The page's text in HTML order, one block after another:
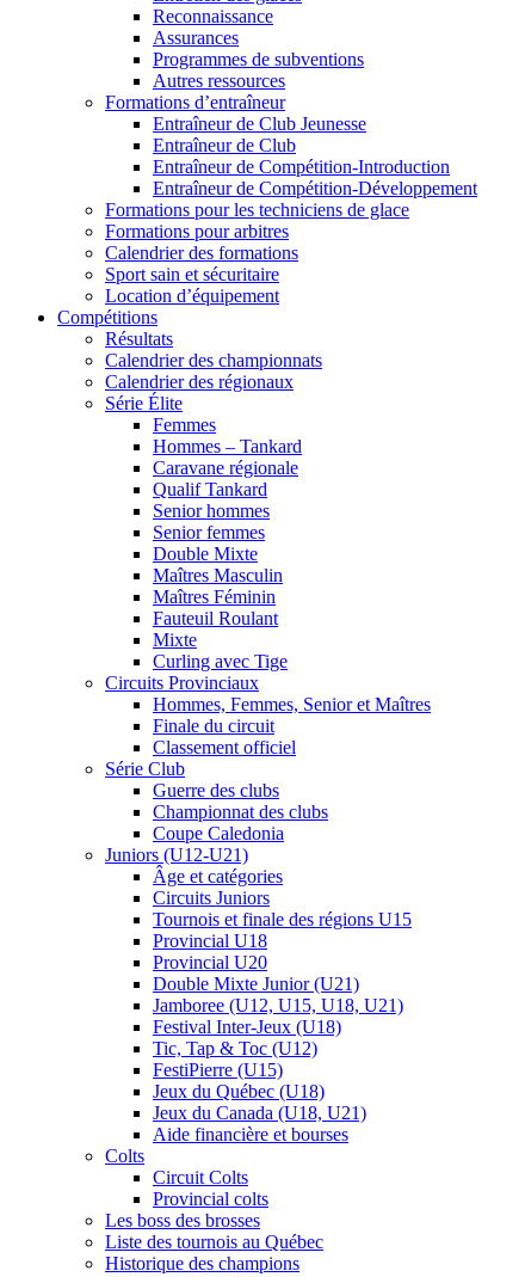
Reconnaissance
Assurances
Programmes de subventions
Autres ressources
Formations d’entraîneur
Entraîneur de Club Jeunesse
Entraîneur de Club
Entraîneur de Compétition-Introduction
Entraîneur de Compétition-Développement
Formations pour les techniciens de glace
Formations pour arbitres
Calendrier des formations
Sport sain et sécuritaire
Location d’équipement
Compétitions
Résultats
Calendrier des championnats
Calendrier des régionaux
Série Élite
Femmes
Hommes – Tankard
Caravane régionale
Qualif Tankard
Senior hommes
Senior femmes
Double Mixte
Maîtres Masculin
Maîtres Féminin
Fauteuil Roulant
Mixte
Curling avec Tige
Circuits Provinciaux
Hommes, Femmes, Senior et Maîtres
Finale du circuit
Classement officiel
Série Club
Guerre des clubs
Championnat des clubs
Coupe Caledonia
Juniors (U12-U21)
Âge et catégories
Circuits Juniors
Tournois et finale des régions U15
Provincial U18
Provincial U20
Double Mixte Junior (U21)
Jamboree (U12, U15, U18, U21)
Festival Inter-Jeux (U18)
Tic, Tap & Toc (U12)
FestiPierre (U15)
Jeux du Québec (U18)
Jeux du Canada (U18, U21)
Aide financière et bourses
Colts
Circuit Colts
Provincial colts
Les boss des brosses
Liste des tournois au Québec
Historique des champions